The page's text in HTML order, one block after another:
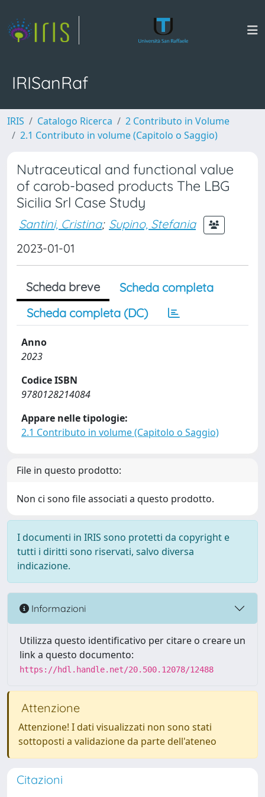
IRISanRaf
IRIS Catalogo Ricerca
2 Contributo in Volume
2.1 Contributo in volume (Capitolo o Saggio)
Nutraceutical and functional value
of carob-based products The LBG
Sicilia Srl Case Study
Santini, Cristina; Supino, Stefania
2023-01-01
Scheda breve
Scheda completa
Scheda completa (DC)
Anno
2023
Codice ISBN
9780128214084
Appare nelle tipologie:
2.1 Contributo in volume (Capitolo o Saggio)
File in questo prodotto:
Non ci sono file associati a questo prodotto.
I documenti in IRIS sono protetti da copyright e
tutti i diritti sono riservati, salvo diversa
indicazione.
Informazioni
Utilizza questo identificativo per citare o creare un
link a questo documento:
https://hdl.handle.net/20.500.12078/12488
Attenzione
Attenzione! I dati visualizzati non sono stati
sottoposti a validazione da parte dell'ateneo
Citazioni